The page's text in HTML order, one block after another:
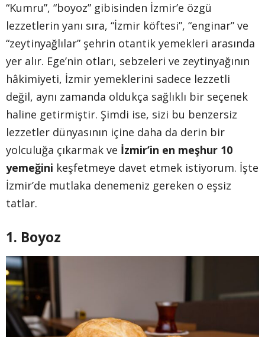
“Kumru”, “boyoz” gibisinden İzmir’e özgü
lezzetlerin yanı sıra, “İzmir köftesi”, “enginar” ve
“zeytinyağlılar” şehrin otantik yemekleri arasında
yer alır. Ege’nin otları, sebzeleri ve zeytinyağının
hâkimiyeti, İzmir yemeklerini sadece lezzetli
değil, aynı zamanda oldukça sağlıklı bir seçenek
haline getirmiştir. Şimdi ise, sizi bu benzersiz
lezzetler dünyasının içine daha da derin bir
yolculuğa çıkarmak ve İzmir’in en meşhur 10
yemeğini keşfetmeye davet etmek istiyorum. İşte
İzmir’de mutlaka denemeniz gereken o eşsiz
tatlar.
1. Boyoz